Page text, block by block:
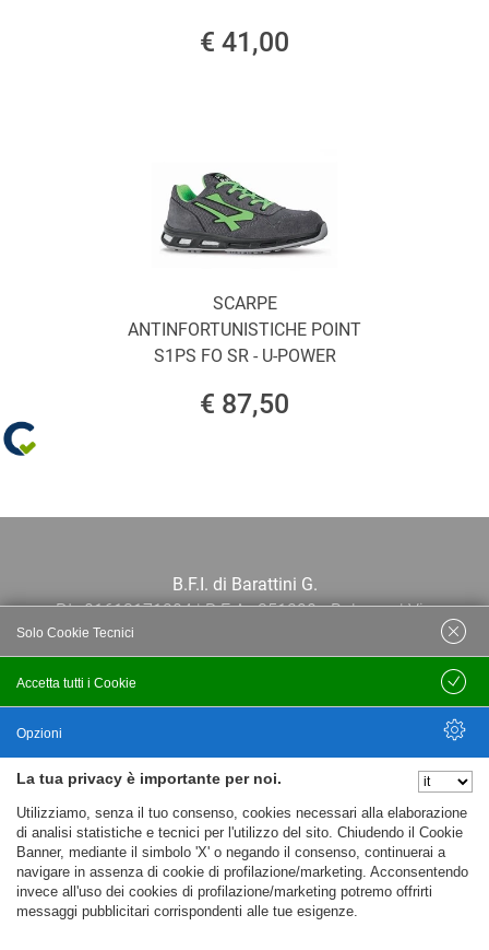
€ 41,00
SCARPE
ANTINFORTUNISTICHE POINT
S1PS FO SR - U-POWER
€ 87,50
B.F.I. di Barattini G.
P.I.: 01613171204 | R.E.A.: 351290 - Bologna | Via
Po 13E, 40139, Bologna | Telefono: 051
444638 | Email: bfi@bfi.bo.it
Privacy policy
Cookie policy
La tua privacy è importante per noi.
Utilizziamo, senza il tuo consenso, cookies necessari alla elaborazione
di analisi statistiche e tecnici per l'utilizzo del sito. Chiudendo il Cookie
Banner, mediante il simbolo 'X' o negando il consenso, continuerai a
navigare in assenza di cookie di profilazione/marketing. Acconsentendo
invece all'uso dei cookies di profilazione/marketing potremo offrirti
messaggi pubblicitari corrispondenti alle tue esigenze.
Accetta tutti i Cookie
Solo Cookie Tecnici
Salva
Opzioni
Nascondi Opzioni